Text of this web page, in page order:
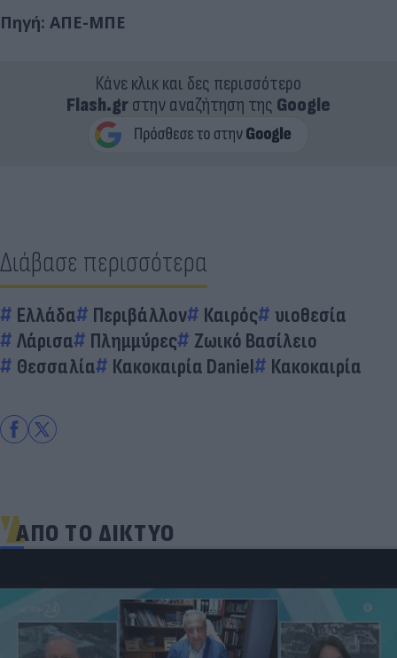
Πηγή: ΑΠΕ-ΜΠΕ
Κάνε κλικ και δες περισσότερο
Flash.grστην αναζήτηση της Google
Διάβασε περισσότερα
Ελλάδα Περιβάλλον Καιρός
υιοθεσία
Λάρισα
Πλημμύρες
Ζωικό Βασίλειο
Θεσσαλία
Κακοκαιρία Daniel Κακοκαιρία
ΑΠΟ ΤΟ ΔΙΚΤΥΟ